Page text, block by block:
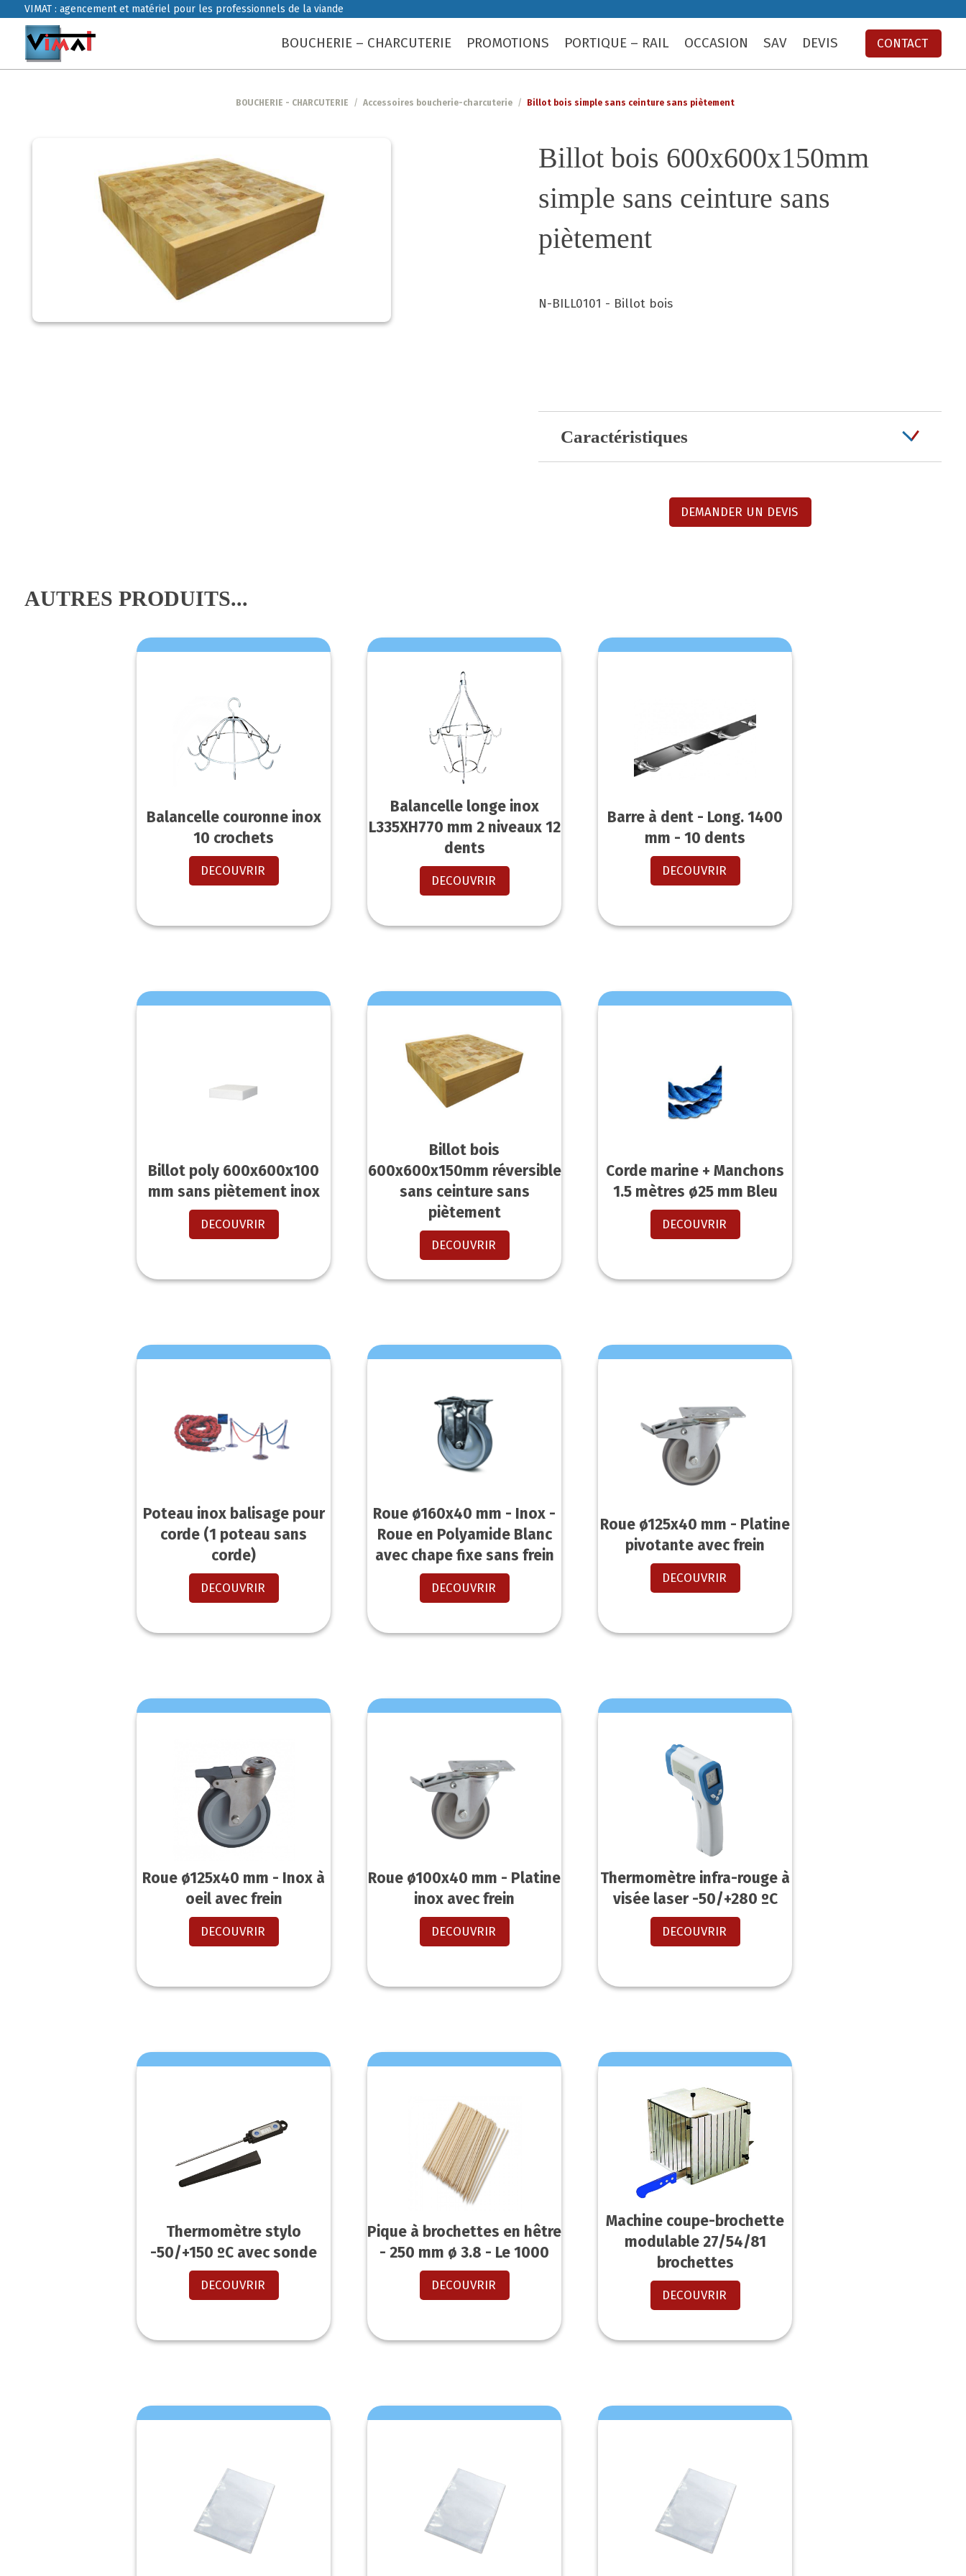
VIMAT : agencement et matériel pour les professionnels de la viande
BOUCHERIE – CHARCUTERIE PROMOTIONS PORTIQUE – RAIL OCCASION SAV DEVIS CONTACT
BOUCHERIE - CHARCUTERIE / Accessoires boucherie-charcuterie / Billot bois simple sans ceinture sans piètement
Billot bois 600x600x150mm
simple sans ceinture sans
piètement
N-BILL0101 - Billot bois
Caractéristiques
DEMANDER UN DEVIS
AUTRES PRODUITS...
Balancelle couronne inox
10 crochets
DECOUVRIR
Balancelle longe inox
L335XH770 mm 2 niveaux 12
dents
DECOUVRIR
Barre à dent - Long. 1400
mm - 10 dents
DECOUVRIR
Billot poly 600x600x100
mm sans piètement inox
DECOUVRIR
Billot bois
600x600x150mm réversible
sans ceinture sans
piètement
DECOUVRIR
Corde marine + Manchons
1.5 mètres ø25 mm Bleu
DECOUVRIR
Poteau inox balisage pour
corde (1 poteau sans
corde)
DECOUVRIR
Roue ø160x40 mm - Inox -
Roue en Polyamide Blanc
avec chape fixe sans frein
DECOUVRIR
Roue ø125x40 mm - Platine
pivotante avec frein
DECOUVRIR
Roue ø125x40 mm - Inox à
oeil avec frein
DECOUVRIR
Roue ø100x40 mm - Platine
inox avec frein
DECOUVRIR
Thermomètre infra-rouge à
visée laser -50/+280 ºC
DECOUVRIR
Thermomètre stylo
-50/+150 ºC avec sonde
DECOUVRIR
Pique à brochettes en hêtre
- 250 mm ø 3.8 - Le 1000
DECOUVRIR
Machine coupe-brochette
modulable 27/54/81
brochettes
DECOUVRIR